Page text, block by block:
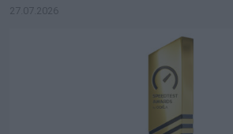
27.07.2026